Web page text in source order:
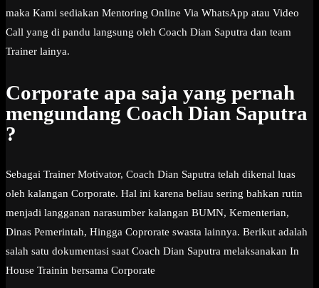
maka Kami sediakan Mentoring Online Via WhatsApp atau Video
Call yang di pandu langsung oleh Coach Dian Saputra dan team
Trainer lainya.
Corporate apa saja yang pernah
mengundang Coach Dian Saputra
?
Sebagai Trainer Motivator, Coach Dian Saputra telah dikenal luas
oleh kalangan Corporate. Hal ini karena beliau sering bahkan rutin
menjadi langganan narasumber kalangan BUMN, Kementerian,
Dinas Pemerintah, Hingga Coprorate swasta lainnya. Berikut adalah
salah satu dokumentasi saat Coach Dian Saputra melaksanakan In
House Trainin bersama Corporate